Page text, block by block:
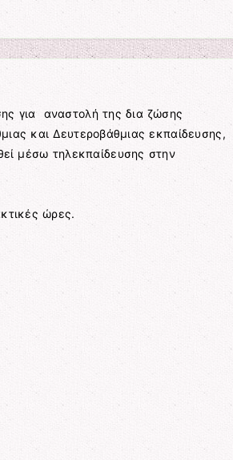
για αναστολή της δια ζώσης
και Δευτεροβάθμιας εκπαίδευσης,
μέσω τηλεκπαίδευσης στην
ώρες.